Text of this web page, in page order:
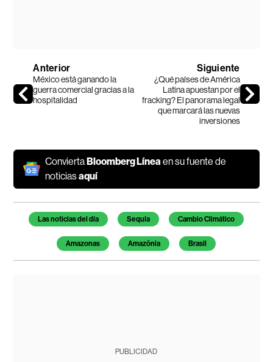
Anterior
México está ganando la
guerra comercial gracias a la
hospitalidad
Siguiente
¿Qué países de América
Latina apuestan por el
fracking? El panorama legal
que marcará las nuevas
inversiones
ConviertaBloomberg Línea en su fuente de
noticiasaquí
Temas de este artículo
Las noticias del día Sequía Cambio Climático
Amazonas Amazônia Brasil
PUBLICIDAD